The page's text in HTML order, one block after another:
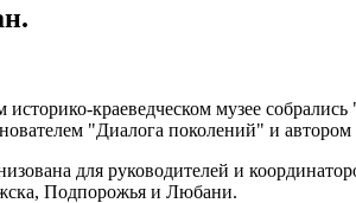
краеведческом музее
"Диалога поколений" и автором
для руководителей и
Подпорожья и Любани.